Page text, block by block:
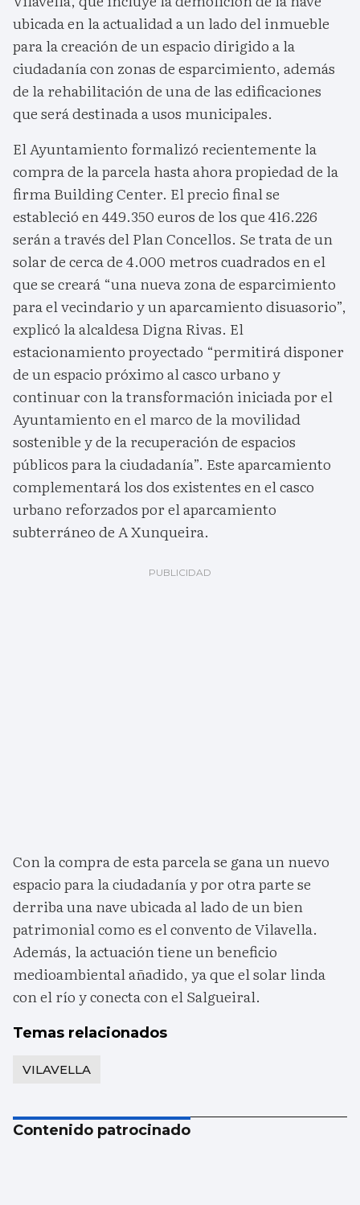
ubicada en la actualidad a un lado del inmueble
para la creación de un espacio dirigido a la
ciudadanía con zonas de esparcimiento, además
de la rehabilitación de una de las edificaciones
que será destinada a usos municipales.
El Ayuntamiento formalizó recientemente la
compra de la parcela hasta ahora propiedad de la
firma Building Center. El precio final se
estableció en 449.350 euros de los que 416.226
serán a través del Plan Concellos. Se trata de un
solar de cerca de 4.000 metros cuadrados en el
que se creará “una nueva zona de esparcimiento
para el vecindario y un aparcamiento disuasorio”,
explicó la alcaldesa Digna Rivas. El
estacionamiento proyectado “permitirá disponer
de un espacio próximo al casco urbano y
continuar con la transformación iniciada por el
Ayuntamiento en el marco de la movilidad
sostenible y de la recuperación de espacios
públicos para la ciudadanía”. Este aparcamiento
complementará los dos existentes en el casco
urbano reforzados por el aparcamiento
subterráneo de A Xunqueira.
Con la compra de esta parcela se gana un nuevo
espacio para la ciudadanía y por otra parte se
derriba una nave ubicada al lado de un bien
patrimonial como es el convento de Vilavella.
Además, la actuación tiene un beneficio
medioambiental añadido, ya que el solar linda
con el río y conecta con el Salgueiral.
Temas relacionados
VILAVELLA
Contenido patrocinado